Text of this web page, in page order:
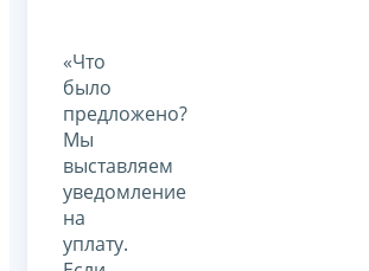
«Что
было
предложено?
Мы
выставляем
уведомление
на
уплату.